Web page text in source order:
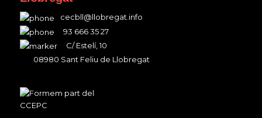
cecbll@llobregat.info
93 666 35 27
C/ Estelí, 10
08980 Sant Feliu de Llobregat